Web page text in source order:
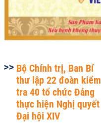
Bộ Chính trị, Ban Bí
thư lập 22 đoàn kiểm
tra 40 tổ chức Đảng
thực hiện Nghị quyết
Đại hội XIV